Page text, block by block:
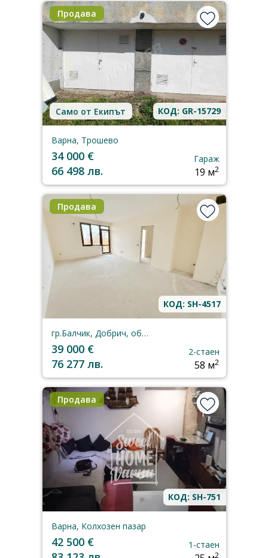
Продава
Само от Екипът КОД: GR-15729
Варна, Трошево
34 000 €
66 498 лв.
Гараж
19 м2
Продава
КОД: SH-4517
гр.Балчик, Добрич, област
39 000 €
76 277 лв.
2-стаен
58 м2
Продава
КОД: SH-751
Варна, Колхозен пазар
42 500 €
1-стаен
2